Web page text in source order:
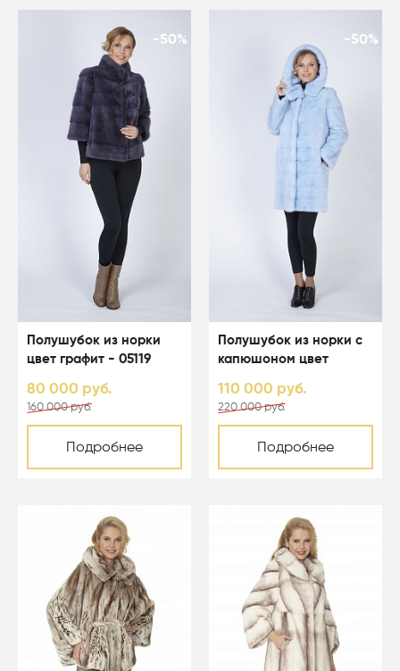
-50%
Полушубок из норки
цвет графит - 05119
80 000 руб.
160 000 руб.
Подробнее
-50%
Полушубок из норки с
капюшоном цвет
110 000 руб.
220 000 руб.
Подробнее